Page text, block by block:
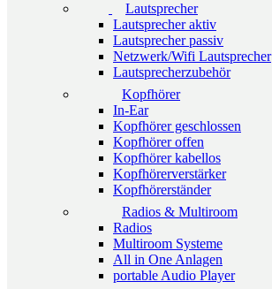
Lautsprecher
Lautsprecher aktiv
Lautsprecher passiv
Netzwerk/Wifi Lautsprecher
Lautsprecherzubehör
Kopfhörer
In-Ear
Kopfhörer geschlossen
Kopfhörer offen
Kopfhörer kabellos
Kopfhörerverstärker
Kopfhörerständer
Radios & Multiroom
Radios
Multiroom Systeme
All in One Anlagen
portable Audio Player